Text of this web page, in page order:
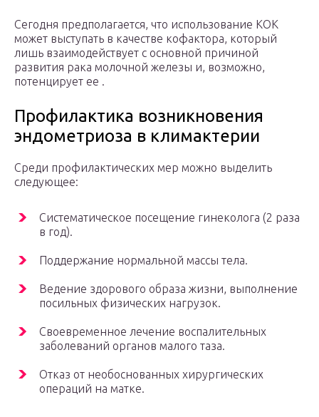
Сегодня предполагается, что использование КОК
может выступать в качестве кофактора, который
лишь взаимодействует с основной причиной
развития рака молочной железы и, возможно,
потенцирует ее .
Профилактика возникновения
эндометриоза в климактерии
Среди профилактических мер можно выделить
следующее:
Систематическое посещение гинеколога (2 раза
в год).
Поддержание нормальной массы тела.
Ведение здорового образа жизни, выполнение
посильных физических нагрузок.
Своевременное лечение воспалительных
заболеваний органов малого таза.
Отказ от необоснованных хирургических
операций на матке.